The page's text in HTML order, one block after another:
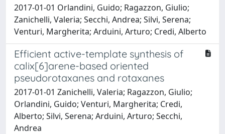
2017-01-01 Orlandini, Guido; Ragazzon, Giulio;
Zanichelli, Valeria; Secchi, Andrea; Silvi, Serena;
Venturi, Margherita; Arduini, Arturo; Credi, Alberto
Efficient active-template synthesis of
calix[6]arene-based oriented
pseudorotaxanes and rotaxanes
2017-01-01 Zanichelli, Valeria; Ragazzon, Giulio;
Orlandini, Guido; Venturi, Margherita; Credi,
Alberto; Silvi, Serena; Arduini, Arturo; Secchi,
Andrea